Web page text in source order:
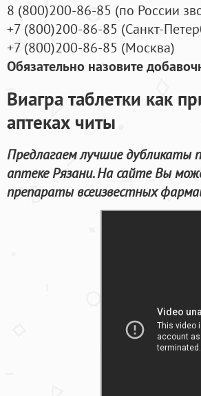
8 (800)200-86-85 (по России
+7 (800)200-86-85 (Санкт-
+7 (800)200-86-85 (Москва)
Обязательно назовите
Виагра таблетки как
аптеках читы
Предлагаем лучшие дубликаты
аптеке Рязани. На сайте Вы
препараты всеизвестных